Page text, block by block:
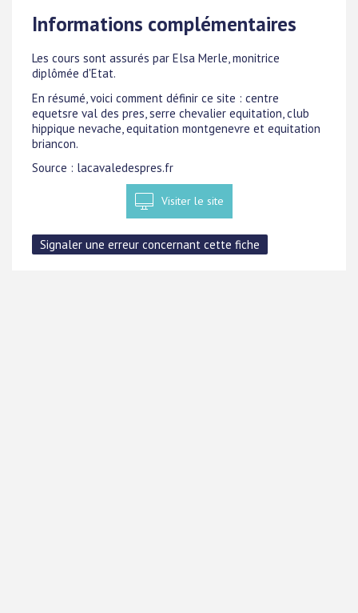
Informations complémentaires
Les cours sont assurés par Elsa Merle, monitrice
diplômée d'Etat.
En résumé, voici comment définir ce site : centre
equetsre val des pres, serre chevalier equitation, club
hippique nevache, equitation montgenevre et equitation
briancon.
Source : lacavaledespres.fr
Visiter le site